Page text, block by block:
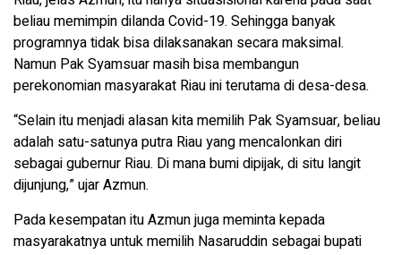
beliau memimpin dilanda Covid-19. Sehingga banyak
programnya tidak bisa dilaksanakan secara maksimal.
Namun Pak Syamsuar masih bisa membangun
perekonomian masyarakat Riau ini terutama di desa-desa.
“Selain itu menjadi alasan kita memilih Pak Syamsuar, beliau
adalah satu-satunya putra Riau yang mencalonkan diri
sebagai gubernur Riau. Di mana bumi dipijak, di situ langit
dijunjung,” ujar Azmun.
Pada kesempatan itu Azmun juga meminta kepada
masyarakatnya untuk memilih Nasaruddin sebagai bupati